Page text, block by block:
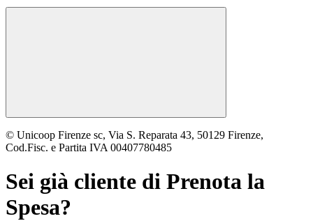
© Unicoop Firenze sc, Via S. Reparata 43, 50129 Firenze,
Cod.Fisc. e Partita IVA 00407780485
Sei già cliente di Prenota la
Spesa?